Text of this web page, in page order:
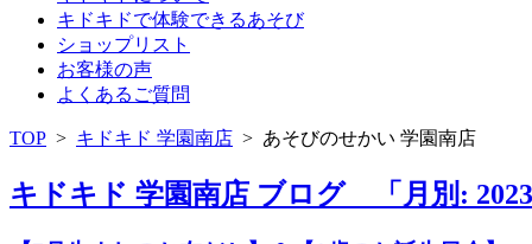
キドキドで体験できるあそび
ショップリスト
お客様の声
よくあるご質問
TOP > キドキド 学園南店 > あそびのせかい 学園南店
キドキド 学園南店 ブログ 「月別: 2023